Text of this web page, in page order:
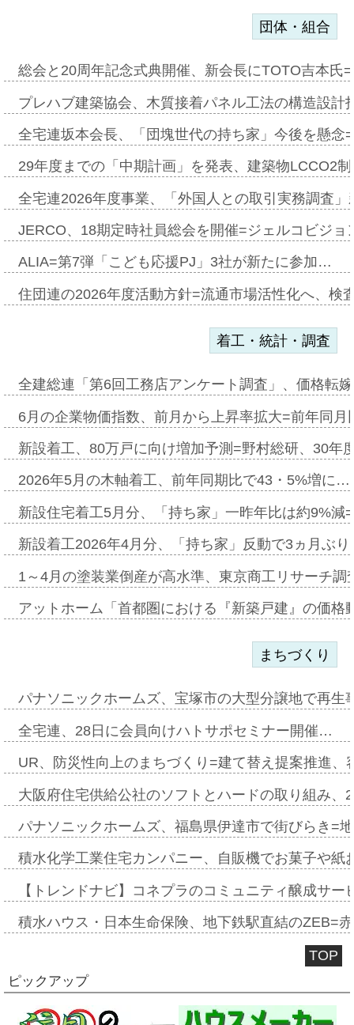
団体・組合
総会と20周年記念式典開催、新会長にTOTO吉本氏
プレハブ建築協会、木質接着パネル工法の構造設
全宅連坂本会長、「団塊世代の持ち家」今後を懸
29年度までの「中期計画」を発表、建築物LCCO2
全宅連2026年度事業、「外国人との取引実務調査
JERCO、18期定時社員総会を開催=ジェルコビジ
ALIA=第7弾「こども応援PJ」3社が新たに参加…
住団連の2026年度活動方針=流通市場活性化へ、検
着工・統計・調査
全建総連「第6回工務店アンケート調査」、価格転
6月の企業物価指数、前月から上昇率拡大=前年同
新設着工、80万戸に向け増加予測=野村総研、30年
2026年5月の木軸着工、前年同期比で43・5%増に…
新設住宅着工5月分、「持ち家」一昨年比は約9%
新設着工2026年4月分、「持ち家」反動で3ヵ月ぶ
1～4月の塗装業倒産が高水準、東京商工リサーチ
アットホーム「首都圏における『新築戸建』の価
まちづくり
パナソニックホームズ、宝塚市の大型分譲地で再
全宅連、28日に会員向けハトサポセミナー開催…
UR、防災性向上のまちづくり=建て替え提案推進
大阪府住宅供給公社のソフトとハードの取り組み
パナソニックホームズ、福島県伊達市で街びらき=
積水化学工業住宅カンパニー、自販機でお菓子や
【トレンドナビ】コネプラのコミュニティ醸成サ
積水ハウス・日本生命保険、地下鉄駅直結のZEB=
TOP
ピックアップ